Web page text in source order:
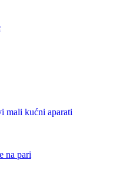
mali kućni aparati
na pari